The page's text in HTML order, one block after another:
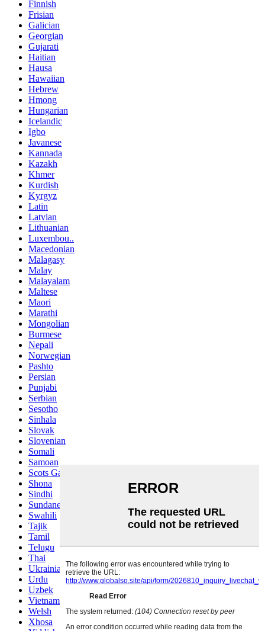
Finnish
Frisian
Galician
Georgian
Gujarati
Haitian
Hausa
Hawaiian
Hebrew
Hmong
Hungarian
Icelandic
Igbo
Javanese
Kannada
Kazakh
Khmer
Kurdish
Kyrgyz
Latin
Latvian
Lithuanian
Luxembou..
Macedonian
Malagasy
Malay
Malayalam
Maltese
Maori
Marathi
Mongolian
Burmese
Nepali
Norwegian
Pashto
Persian
Punjabi
Serbian
Sesotho
Sinhala
Slovak
Slovenian
Somali
Samoan
Scots Gaelic
Shona
Sindhi
Sundanese
Swahili
Tajik
Tamil
Telugu
Thai
Ukrainian
Urdu
Uzbek
Vietnamese
Welsh
Xhosa